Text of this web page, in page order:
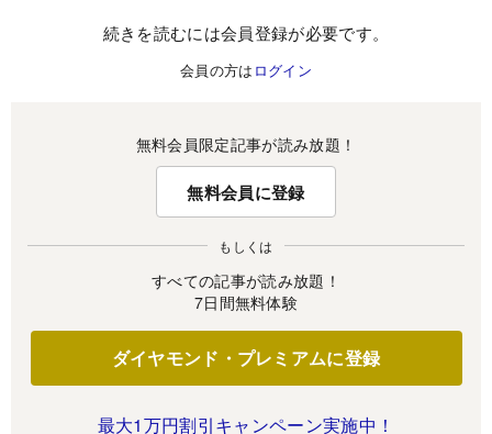
続きを読むには会員登録が必要です。
会員の方は ログイン
無料会員限定記事が読み放題！
無料会員に登録
もしくは
すべての記事が読み放題！
7日間無料体験
ダイヤモンド・プレミアムに登録
最大1万円割引キャンペーン実施中！